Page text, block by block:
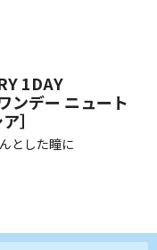
1DAY
ンデー ニュート
］
とした瞳に